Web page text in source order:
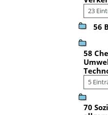
23
56
58
5
70